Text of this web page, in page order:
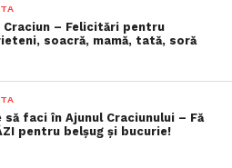
Craciun – Felicitări pentru
soacră, mamă, tată, soră
să faci în Ajunul Craciunului – Fă
pentru belșug și bucurie!